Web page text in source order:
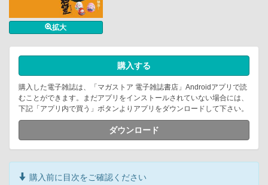
拡大
購入する
購入した電子雑誌は、「マガストア 電子雑誌書店」Androidアプリで読
むことができます。まだアプリをインストールされていない場合には、
下記「アプリ内で買う」ボタンよりアプリをダウンロードして下さい。
ダウンロード
購入前に目次をご確認ください